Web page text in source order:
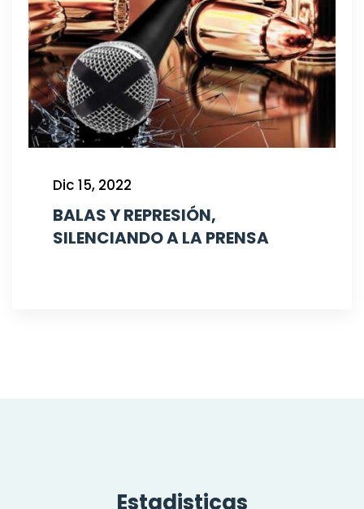
Dic 15, 2022
BALAS Y REPRESIÓN,
SILENCIANDO A LA PRENSA
Estadisticas